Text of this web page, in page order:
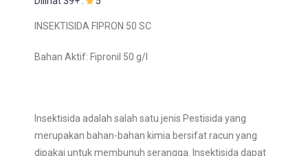
INSEKTISIDA FIPRON 50 SC
Bahan Aktif: Fipronil 50 g/l
Insektisida adalah salah satu jenis Pestisida yang
merupakan bahan-bahan kimia bersifat racun yang
dipakai untuk membunuh serangga. Insektisida dapat